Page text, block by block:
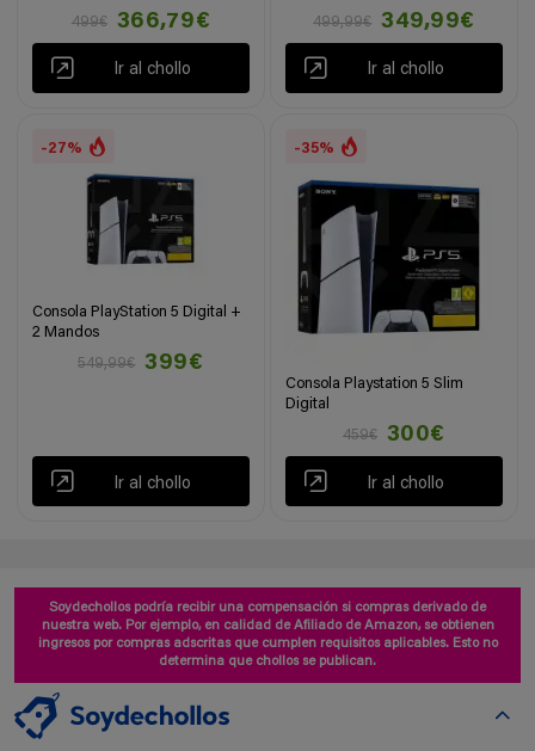
499€
366,79€
Ir al chollo
499,99€
349,99€
Ir al chollo
-27%
Consola PlayStation 5 Digital +
2 Mandos
549,99€
399€
Ir al chollo
-35%
Consola Playstation 5 Slim
Digital
459€
300€
Ir al chollo
Soydechollos podría recibir una compensación si compras derivado de
nuestra web. Por ejemplo, en calidad de Afiliado de Amazon, se obtienen
ingresos por compras adscritas que cumplen requisitos aplicables. Esto no
determina que chollos se publican.